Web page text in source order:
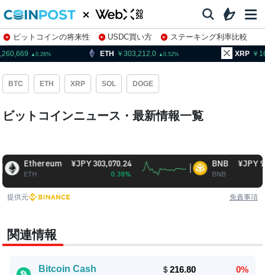
ビットコインの将来性 USDC買い方
ステーキング利率比較
株特集・関連銘柄
0.26 ETH 303,212.0 0.52 XRP
BTC ETH XRP SOL DOGE
ビットコインニュース・最新情報一覧
Ethereum
ETH
¥JPY 303,070.24 BNB
BNB
¥JPY
提供元 免責事項
関連情報
Bitcoin Cash ＄216.80 0%